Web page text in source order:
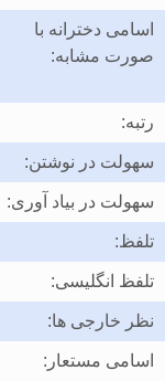
اسامی دخترانه با
صورت مشابه:
رتبه:
سهولت در نوشتن:
سهولت در بیاد آوری:
تلفظ:
تلفظ انگلیسی:
نظر خارجی ها:
اسامی مستعار: